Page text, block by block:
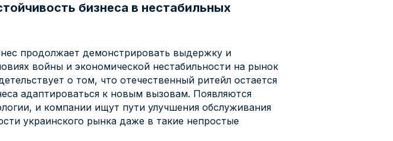
бизнеса в нестабильных
продолжает демонстрировать выдержку и
войны и экономической нестабильности на рынок
о том, что отечественный ритейл остается
адаптироваться к новым вызовам. Появляются
и компании ищут пути улучшения обслуживания
украинского рынка даже в такие непростые